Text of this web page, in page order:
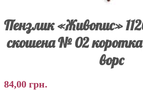
Пензлик «Живопис»
скошена № 02
ворс
84,00 грн.